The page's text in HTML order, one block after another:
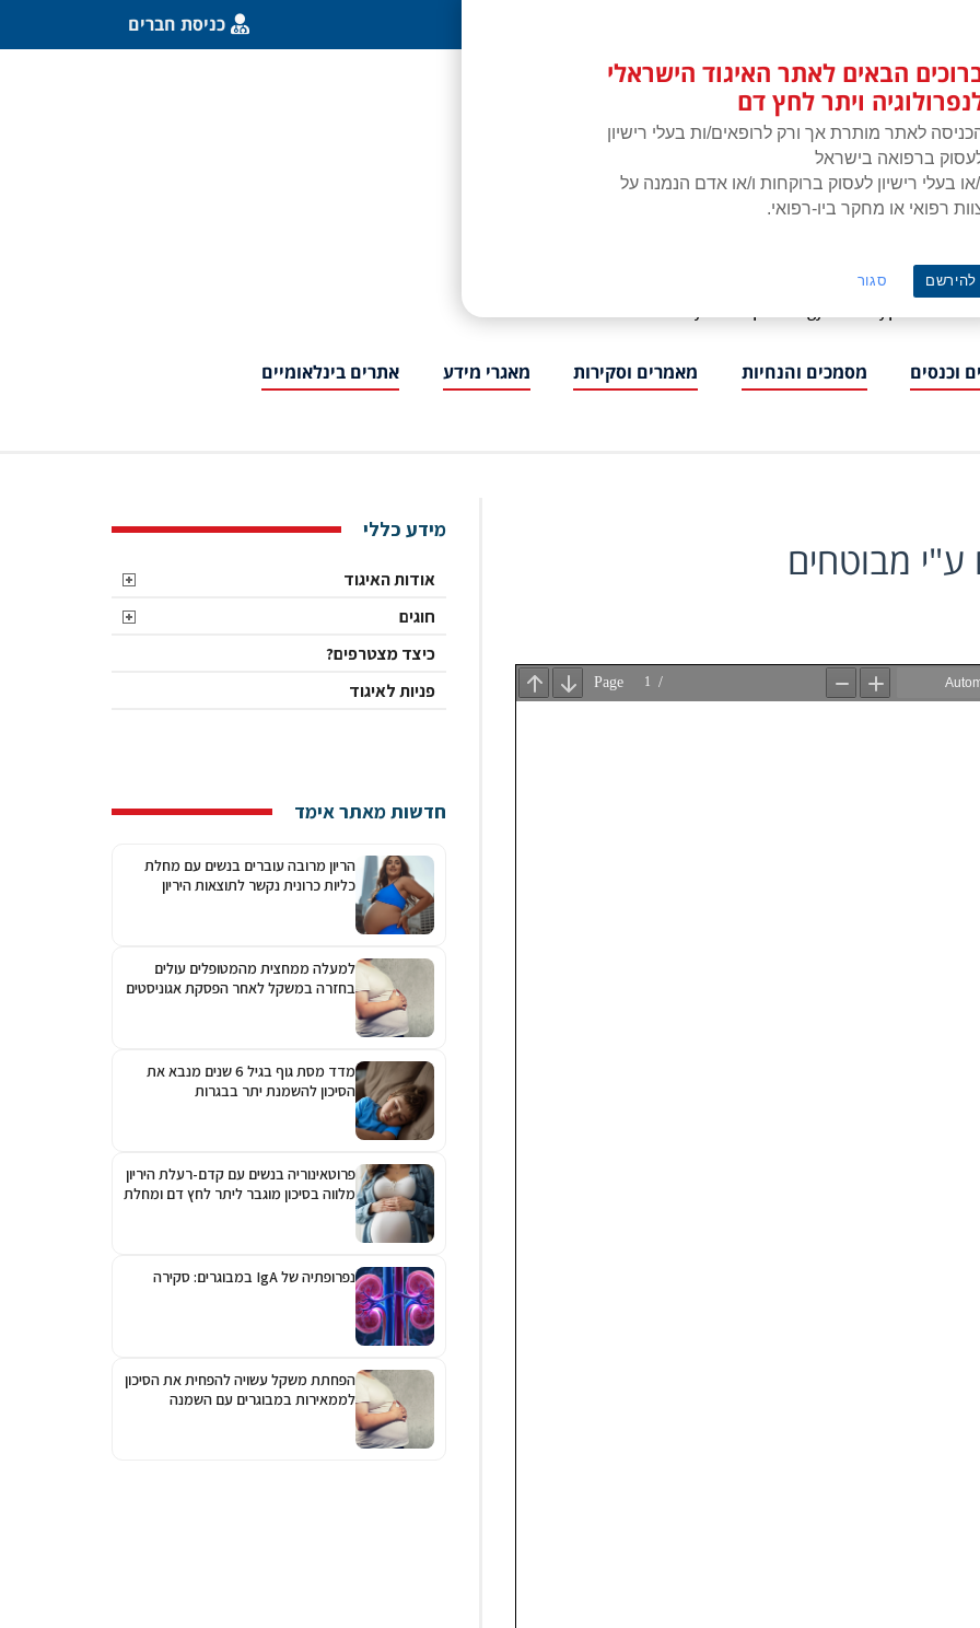
כניסת חברים
הישראלי לנפרולוגיה ויתר לחץ דם
ISNH – The Israeli Society of Nephrology and Hypertension
וכנסים מסמכים והנחיות מאמרים וסקירות מאגרי מידע אתרים בינלאומיים
מבוטחים
מידע כללי
אודות האיגוד
חוגים
כיצד מצטרפים?
פניות לאיגוד
חדשות מאתר אימד
הריון מרובה עוברים בנשים עם מחלת
כליות כרונית נקשר לתוצאות היריון
למעלה ממחצית מהמטופלים עולים
בחזרה במשקל לאחר הפסקת אגוניסטים
מדד מסת גוף בגיל 6 שנים מנבא את
הסיכון להשמנת יתר בבגרות
פרוטאינוריה בנשים עם קדם-רעלת היריון
מלווה בסיכון מוגבר ליתר לחץ דם ומחלת
נפרופתיה של IgA במבוגרים: סקירה
הפחתת משקל עשויה להפחית את הסיכון
לממאירות במבוגרים עם השמנה
הבאים לאתר האיגוד הישראלי
ויתר לחץ דם
לאתר מותרת אך ורק לרופאים/ות בעלי רישיון
ברפואה בישראל
או בעלי רישיון לעסוק ברוקחות ו/או אדם הנמנה על
רפואי או מחקר ביו-רפואי.
להירשם סגור